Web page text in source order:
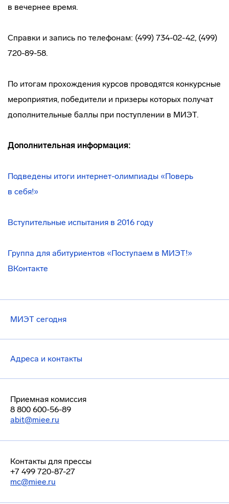
в вечернее время.
Справки и запись по телефонам: (499) 734-02-42, (499)
720-89-58.
По итогам прохождения курсов проводятся конкурсные
мероприятия, победители и призеры которых получат
дополнительные баллы при поступлении в МИЭТ.
Дополнительная информация:
Подведены итоги интернет-олимпиады «Поверь
в себя!»
Вступительные испытания в 2016 году
Группа для абитуриентов «Поступаем в МИЭТ!»
ВКонтакте
МИЭТ сегодня
Адреса и контакты
Приемная комиссия
8 800 600-56-89
abit@miee.ru
Контакты для прессы
+7 499 720-87-27
mc@miee.ru